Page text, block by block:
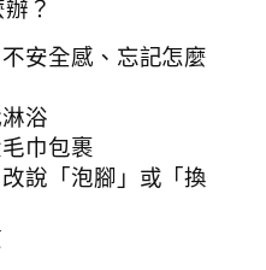
？
安全感、忘記怎麼
浴
巾包裹
說「泡腳」或「換